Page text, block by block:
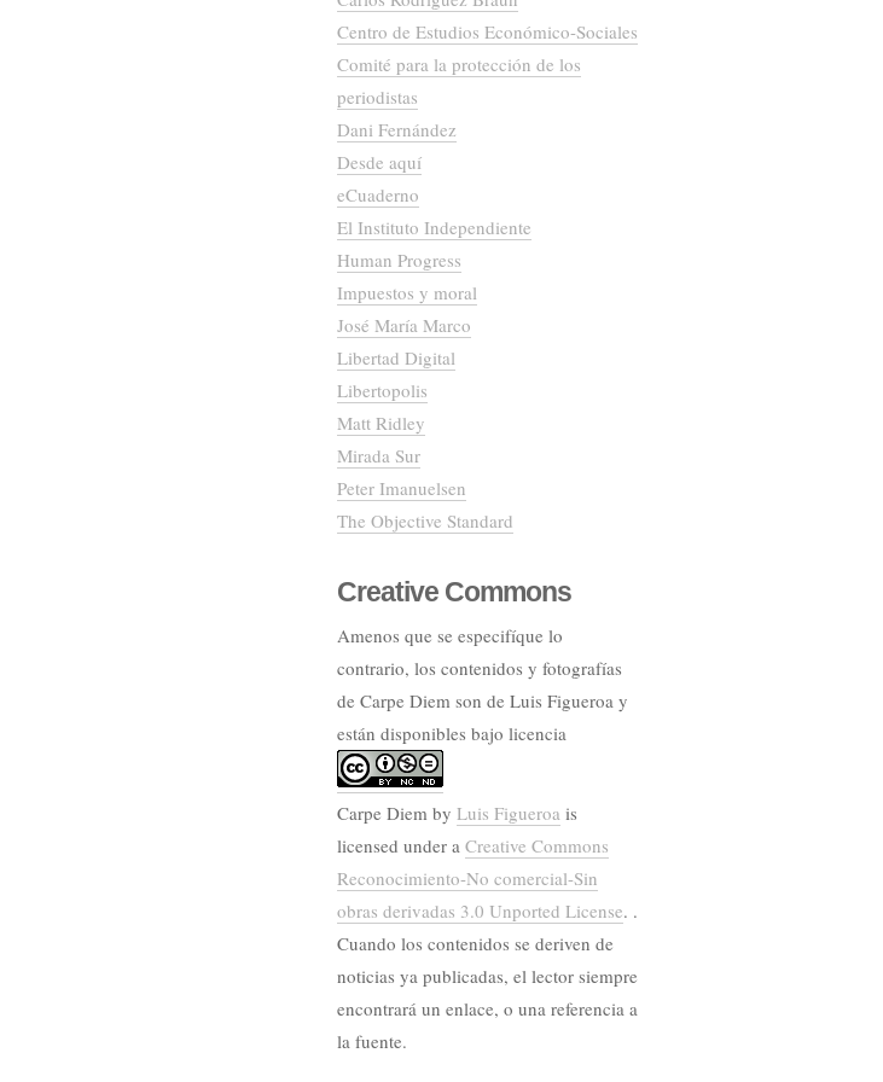
Centro de Estudios Económico-Sociales
Comité para la protección de los
periodistas
Dani Fernández
Desde aquí
eCuaderno
El Instituto Independiente
Human Progress
Impuestos y moral
José María Marco
Libertad Digital
Libertopolis
Matt Ridley
Mirada Sur
Peter Imanuelsen
The Objective Standard
Creative Commons
Amenos que se especifíque lo
contrario, los contenidos y fotografías
de Carpe Diem son de Luis Figueroa y
están disponibles bajo licencia
Carpe Diem by Luis Figueroa is
licensed under a Creative Commons
Reconocimiento-No comercial-Sin
obras derivadas 3.0 Unported License. .
Cuando los contenidos se deriven de
noticias ya publicadas, el lector siempre
encontrará un enlace, o una referencia a
la fuente.